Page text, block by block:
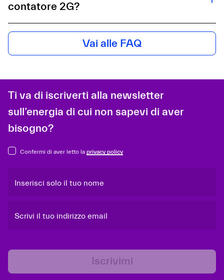
contatore 2G?
Vai alle FAQ
Ti va di iscriverti alla newsletter
sull’energia di cui non sapevi di aver
bisogno?
Confermi di aver letto la privacy policy
Inserisci solo il tuo nome
Scrivi il tuo indirizzo email
Iscrivimi